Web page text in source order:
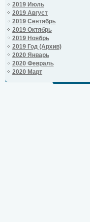
2019 Июль
2019 Август
2019 Сентябрь
2019 Октябрь
2019 Ноябрь
2019 Год (Архив)
2020 Январь
2020 Февраль
2020 Март